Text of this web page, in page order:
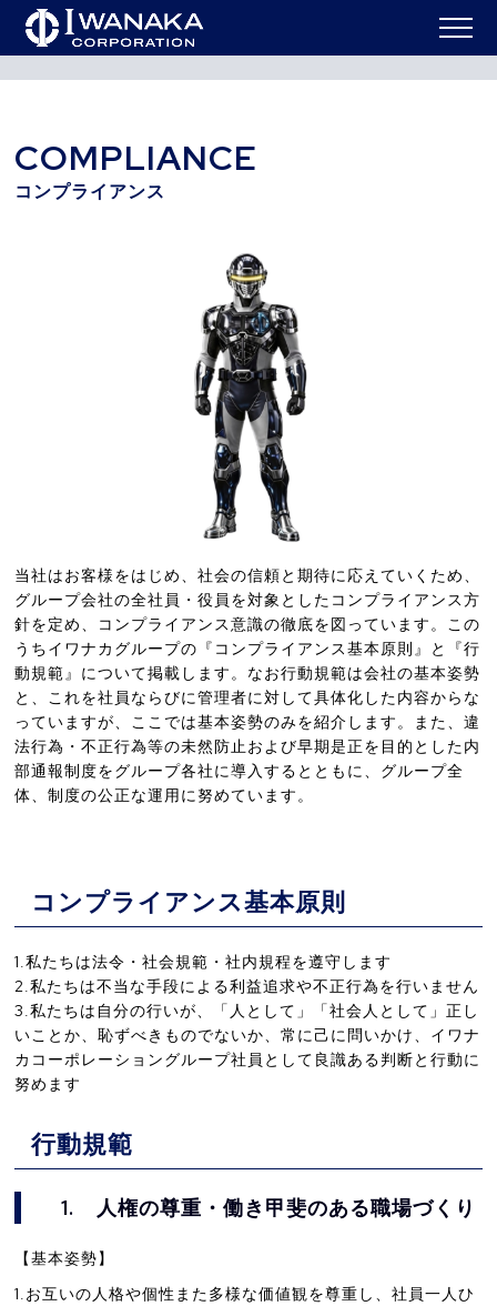
HOME >
ABOUT USイワナカコーポレーショ
ンについて TOP
コンプ
COMPLIANCE
コンプライアンス
当社はお客様をはじめ、社会の信頼と期待に応えていくため、
グループ会社の全社員・役員を対象としたコンプライアンス方
針を定め、コンプライアンス意識の徹底を図っています。この
うちイワナカグループの『コンプライアンス基本原則』と『行
動規範』について掲載します。なお行動規範は会社の基本姿勢
と、これを社員ならびに管理者に対して具体化した内容からな
っていますが、ここでは基本姿勢のみを紹介します。また、違
法行為・不正行為等の未然防止および早期是正を目的とした内
部通報制度をグループ各社に導入するとともに、グループ全
体、制度の公正な運用に努めています。
コンプライアンス基本原則
1.私たちは法令・社会規範・社内規程を遵守します
2.私たちは不当な手段による利益追求や不正行為を行いません
3.私たちは自分の行いが、「人として」「社会人として」正し
いことか、恥ずべきものでないか、常に己に問いかけ、イワナ
カコーポレーショングループ社員として良識ある判断と行動に
努めます
行動規範
1. 人権の尊重・働き甲斐のある職場づくり
【基本姿勢】
1.お互いの人格や個性また多様な価値観を尊重し、社員一人ひ